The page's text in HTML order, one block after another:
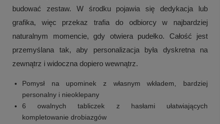
budować zestaw. W środku pojawia się dedykacja lub
grafika, więc przekaz trafia do odbiorcy w najbardziej
naturalnym momencie, gdy otwiera pudełko. Całość jest
przemyślana tak, aby personalizacja była dyskretna na
zewnątrz i widoczna dopiero wewnątrz.
Pomysł na upominek z własnym wkładem, bardziej
personalny i nieoklepany
6 owalnych tabliczek z hasłami ułatwiających
kompletowanie drobiazgów